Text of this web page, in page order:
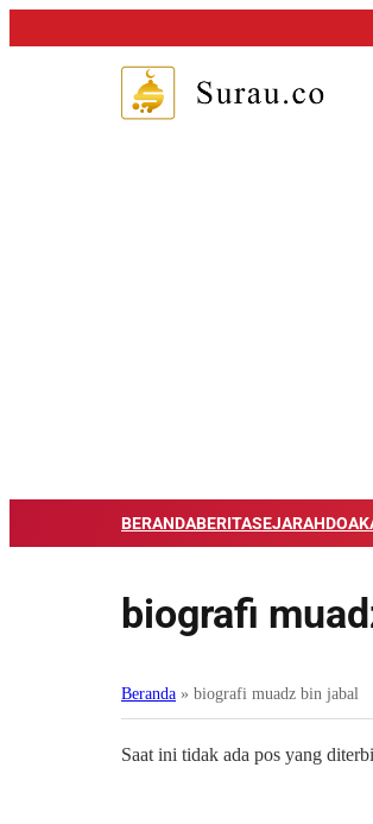
BERANDABERITASEJARAHDOA
biografi
Beranda » biografi muadz bin jabal
Saat ini tidak ada pos yang